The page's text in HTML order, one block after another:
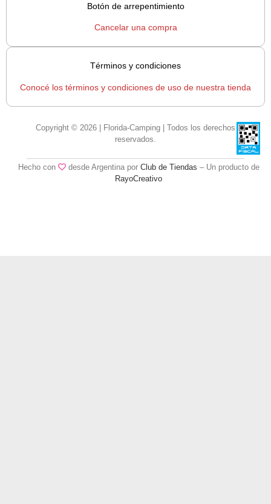
Botón de arrepentimiento
Cancelar una compra
Términos y condiciones
Conocé los términos y condiciones de uso de nuestra tienda
Copyright © 2026 | Florida-Camping | Todos los derechos
reservados.
Hecho con desde Argentina por Club de Tiendas – Un producto de
RayoCreativo